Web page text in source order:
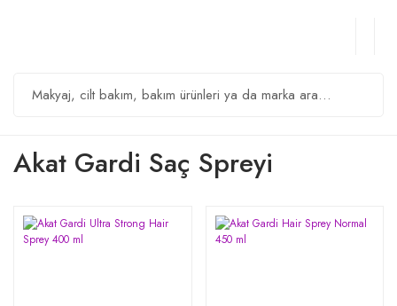
Akat Gardi Saç Spreyi